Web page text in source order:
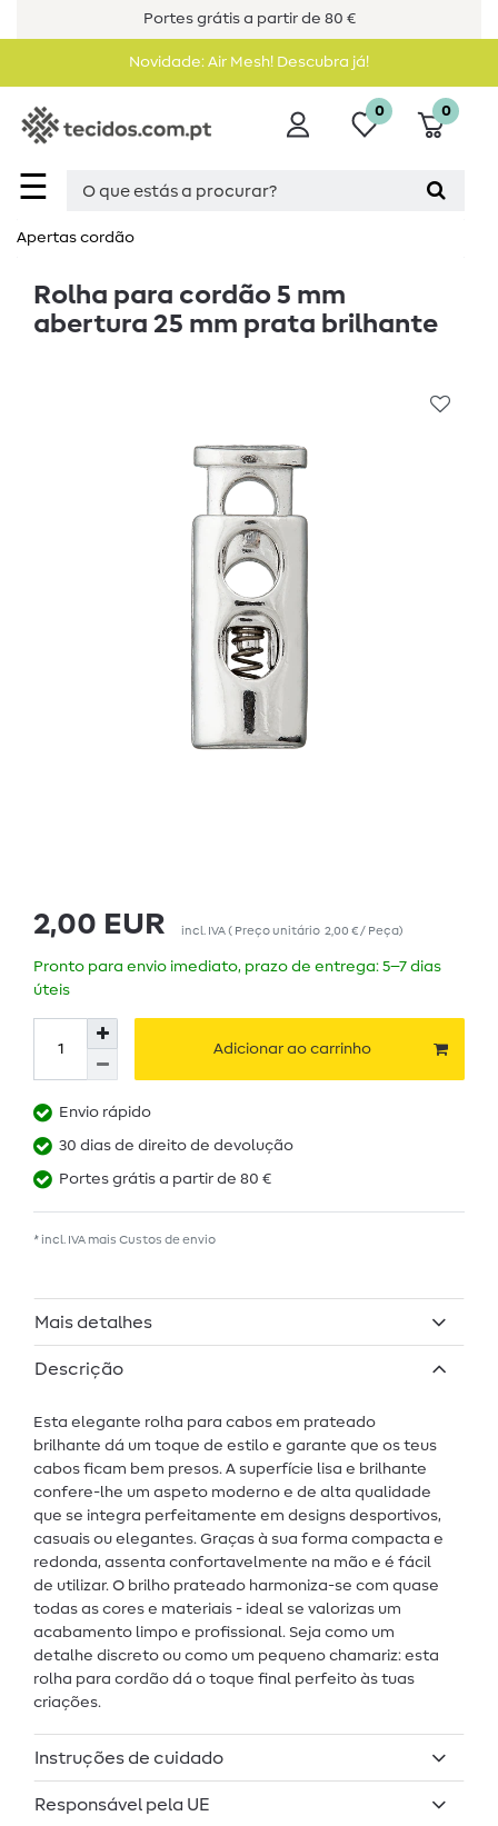
Portes grátis a partir de 80 €
Novidade: Air Mesh! Descubra já!
☰
0 0
Apertas cordão
Rolha para cordão 5 mm
abertura 25 mm prata brilhante
2,00 EUR incl. IVA( Preço unitário 2,00 € / Peça)
Pronto para envio imediato, prazo de entrega: 5–7 dias
úteis
Adicionar ao carrinho
Envio rápido
30 dias de direito de devolução
Portes grátis a partir de 80 €
* incl. IVA mais Custos de envio
Mais detalhes
Descrição
Esta elegante rolha para cabos em prateado
brilhante dá um toque de estilo e garante que os teus
cabos ficam bem presos. A superfície lisa e brilhante
confere-lhe um aspeto moderno e de alta qualidade
que se integra perfeitamente em designs desportivos,
casuais ou elegantes. Graças à sua forma compacta e
redonda, assenta confortavelmente na mão e é fácil
de utilizar. O brilho prateado harmoniza-se com quase
todas as cores e materiais - ideal se valorizas um
acabamento limpo e profissional. Seja como um
detalhe discreto ou como um pequeno chamariz: esta
rolha para cordão dá o toque final perfeito às tuas
criações.
Instruções de cuidado
Responsável pela UE